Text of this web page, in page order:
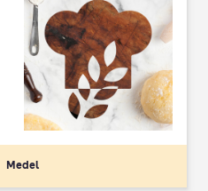
Medel